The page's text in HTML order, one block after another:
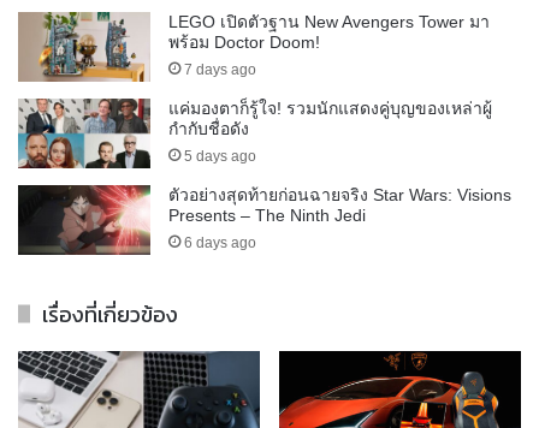
LEGO เปิดตัวฐาน New Avengers Tower มา
พร้อม Doctor Doom!
7 days ago
แค่มองตาก็รู้ใจ! รวมนักแสดงคู่บุญของเหล่าผู้
กำกับชื่อดัง
5 days ago
ตัวอย่างสุดท้ายก่อนฉายจริง Star Wars: Visions
Presents – The Ninth Jedi
6 days ago
เรื่องที่เกี่ยวข้อง